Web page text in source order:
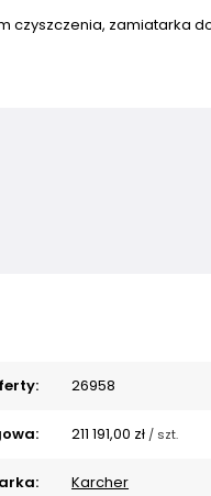
czyszczenia, zamiatarka
26958
211 191,00 zł / szt.
Karcher